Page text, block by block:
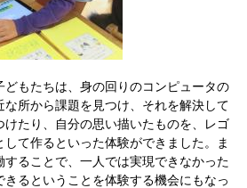
もたちは、身の回りのコンピュータの
所から課題を見つけ、それを解決して
けたり、自分の思い描いたものを、レゴ
て作るといった体験ができました。ま
ることで、一人では実現できなかった
きるということを体験する機会にもなっ